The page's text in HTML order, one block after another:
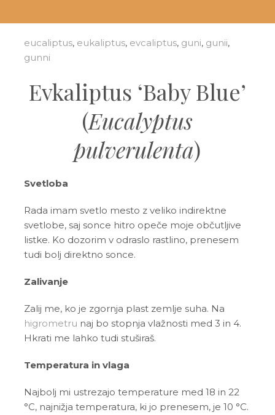
eucaliptus, eukaliptus, evcaliptus, guni, gunii,
gunni
Evkaliptus ‘Baby Blue’
(Eucalyptus
pulverulenta)
Svetloba
Rada imam svetlo mesto z veliko indirektne
svetlobe, saj sonce hitro opeče moje občutljive
listke. Ko dozorim v odraslo rastlino, prenesem
tudi bolj direktno sonce.
Zalivanje
Zalij me, ko je zgornja plast zemlje suha. Na
higrometru naj bo stopnja vlažnosti med 3 in 4.
Hkrati me lahko tudi stuširaš.
Temperatura in vlaga
Najbolj mi ustrezajo temperature med 18 in 22
°C, najnižja temperatura, ki jo prenesem, je 10 °C.